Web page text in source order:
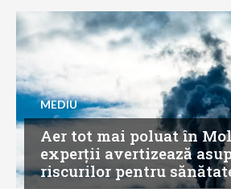
MEDIU
Aer tot mai poluat în
experții avertizează
riscurilor pentru